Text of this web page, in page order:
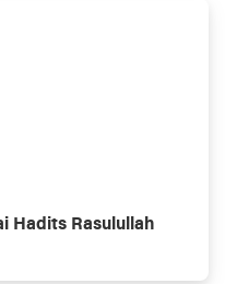
Hadits Rasulullah